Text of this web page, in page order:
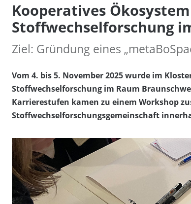
Kooperatives
Stoffwechselforschung
Ziel: Gründung eines
Vom 4. bis 5. November 2025 wurde im
Stoffwechselforschung im Raum
Karrierestufen kamen zu einem Workshop
Stoffwechselforschungsgemeinschaft